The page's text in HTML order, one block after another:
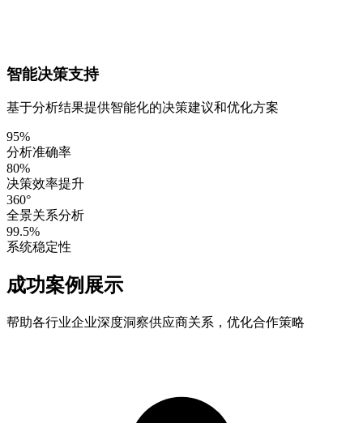
智能决策支持
基于分析结果提供智能化的决策建议和优化方案
95%
分析准确率
80%
决策效率提升
360°
全景关系分析
99.5%
系统稳定性
成功案例展示
帮助各行业企业深度洞察供应商关系，优化合作策略